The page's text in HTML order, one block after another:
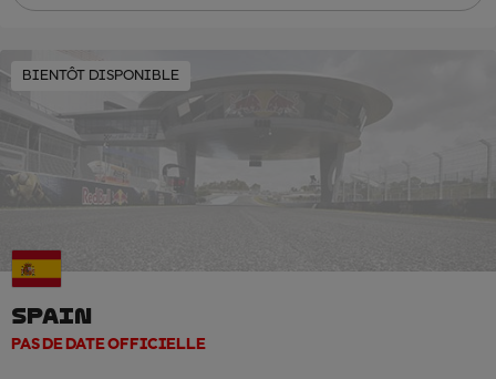
BIENTÔT DISPONIBLE
SPAIN
PAS DE DATE OFFICIELLE